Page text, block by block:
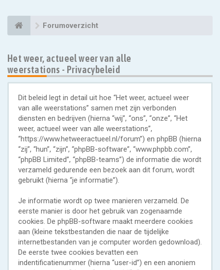
Forumoverzicht
Het weer, actueel weer van alle
weerstations - Privacybeleid
Dit beleid legt in detail uit hoe “Het weer, actueel weer
van alle weerstations” samen met zijn verbonden
diensten en bedrijven (hierna “wij”, “ons”, “onze”, “Het
weer, actueel weer van alle weerstations”,
“https://www.hetweeractueel.nl/forum”) en phpBB (hierna
“zij”, “hun”, “zijn”, “phpBB-software”, “www.phpbb.com”,
“phpBB Limited”, “phpBB-teams”) de informatie die wordt
verzameld gedurende een bezoek aan dit forum, wordt
gebruikt (hierna “je informatie”).
Je informatie wordt op twee manieren verzameld. De
eerste manier is door het gebruik van zogenaamde
cookies. De phpBB-software maakt meerdere cookies
aan (kleine tekstbestanden die naar de tijdelijke
internetbestanden van je computer worden gedownload).
De eerste twee cookies bevatten een
indentificatienummer (hierna “user-id”) en een anoniem